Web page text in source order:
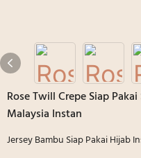
Rose Twill Crepe Siap
Malaysia Instan
Jersey Bambu Siap Pakai Hijab